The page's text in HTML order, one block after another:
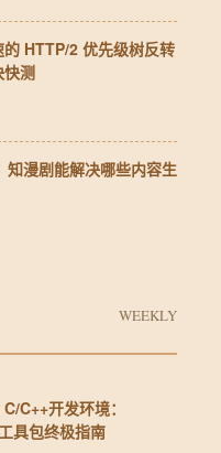
HTTP/2 优先级树反转
快测
知漫剧能解决哪些内容生
WEEKLY
C++开发环境：
具包终极指南